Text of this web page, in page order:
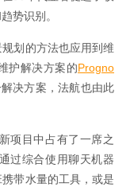
势识别。
划的方法也应用到维
护解决方案的Progno
决方案，法航也由此
项目中占有了一席之
过综合使用聊天机器
带水量的工具，或是